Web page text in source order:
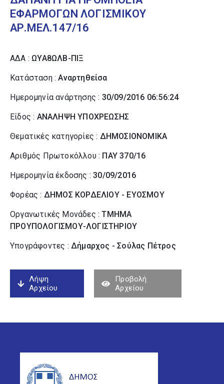
ΕΦΑΡΜΟΓΩΝ ΛΟΓΙΣΜΙΚΟΥ
ΑΡ.ΜΕΛ.147/16
ΑΔΑ : ΩΥΑ8ΩΛΒ-ΠΙΞ
Κατάσταση :Αναρτηθείσα
Ημερομηνία ανάρτησης : 30/09/2016 06:56:24
Είδος : ΑΝΑΛΗΨΗ ΥΠΟΧΡΕΩΣΗΣ
Θεματικές κατηγορίες : ΔΗΜΟΣΙΟΝΟΜΙΚΑ
Αριθμός Πρωτοκόλλου : ΠΑΥ 370/16
Ημερομηνία έκδοσης :30/09/2016
Φορέας : ΔΗΜΟΣ ΚΟΡΔΕΛΙΟΥ - ΕΥΟΣΜΟΥ
Οργανωτικές Μονάδες :ΤΜΗΜΑ
ΠΡΟΥΠΟΛΟΓΙΣΜΟΥ-ΛΟΓΙΣΤΗΡΙΟΥ
Υπογράφοντες : Δήμαρχος - Σούλας Πέτρος
Λήψη
Αρχείου
Προβολή
Αρχείου